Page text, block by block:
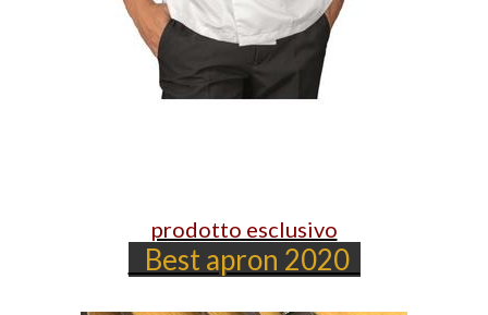
prodotto esclusivo
Best apron 2020